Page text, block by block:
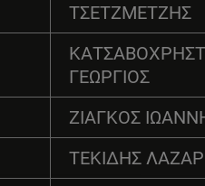
ΤΣΕΤΖΜΕΤΖΗΣ
ΓΕΩΡΓΙΟΣ
ΖΙΑΓΚΟΣ
ΤΕΚΙΔΗΣ